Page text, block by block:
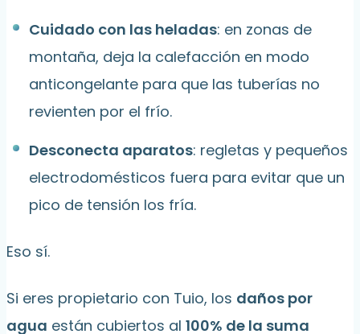
Cuidado con las heladas: en zonas de
montaña, deja la calefacción en modo
anticongelante para que las tuberías no
revienten por el frío.
Desconecta aparatos: regletas y pequeños
electrodomésticos fuera para evitar que un
pico de tensión los fría.
Eso sí.
Si eres propietario con Tuio, los daños por
agua están cubiertos al 100% de la suma